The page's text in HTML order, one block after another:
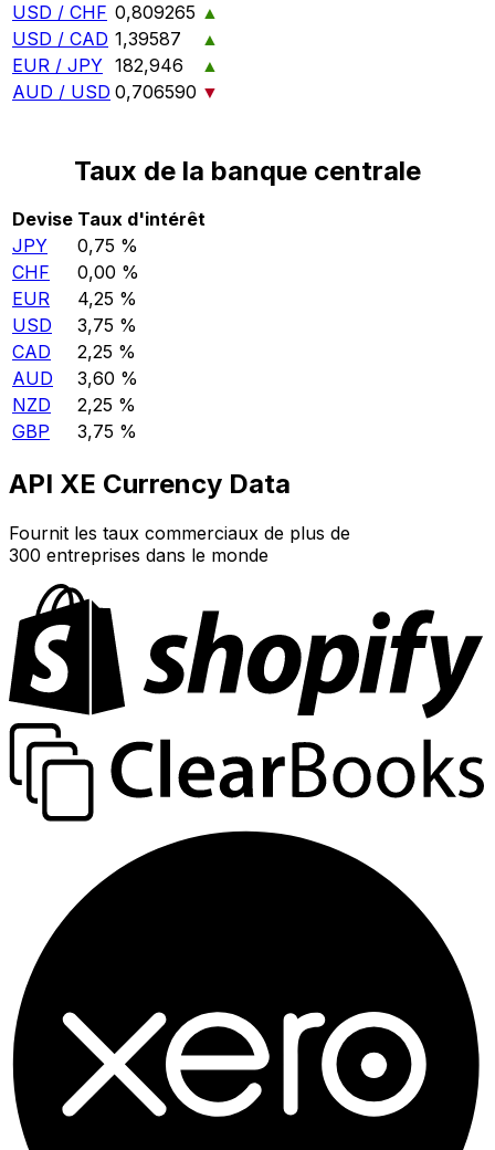
USD / CHF 0,809265 ▲
USD / CAD 1,39587
▲
EUR / JPY 182,946
▲
AUD / USD 0,706590 ▼
Taux de la banque centrale
Devise Taux d'intérêt
JPY
0,75 %
CHF
0,00 %
EUR
4,25 %
USD
3,75 %
CAD
2,25 %
AUD
3,60 %
NZD
2,25 %
GBP
3,75 %
API XE Currency Data
Fournit les taux commerciaux de plus de
300 entreprises dans le monde